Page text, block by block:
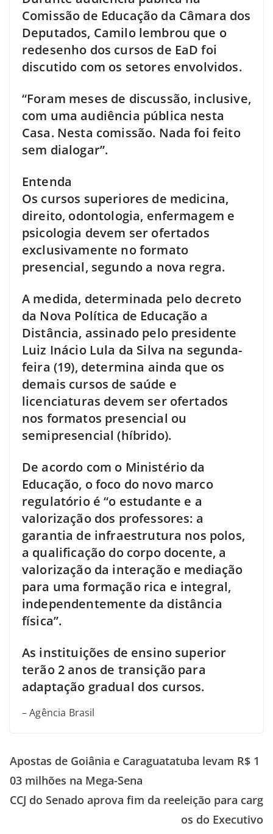
Comissão de Educação da Câmara dos
Deputados, Camilo lembrou que o
redesenho dos cursos de EaD foi
discutido com os setores envolvidos.
“Foram meses de discussão, inclusive,
com uma audiência pública nesta
Casa. Nesta comissão. Nada foi feito
sem dialogar”.
Entenda
Os cursos superiores de medicina,
direito, odontologia, enfermagem e
psicologia devem ser ofertados
exclusivamente no formato
presencial, segundo a nova regra.
A medida, determinada pelo decreto
da Nova Política de Educação a
Distância, assinado pelo presidente
Luiz Inácio Lula da Silva na segunda-
feira (19), determina ainda que os
demais cursos de saúde e
licenciaturas devem ser ofertados
nos formatos presencial ou
semipresencial (híbrido).
De acordo com o Ministério da
Educação, o foco do novo marco
regulatório é “o estudante e a
valorização dos professores: a
garantia de infraestrutura nos polos,
a qualificação do corpo docente, a
valorização da interação e mediação
para uma formação rica e integral,
independentemente da distância
física”.
As instituições de ensino superior
terão 2 anos de transição para
adaptação gradual dos cursos.
– Agência Brasil
Apostas de Goiânia e Caraguatatuba levam R$ 1
03 milhões na Mega-Sena
CCJ do Senado aprova fim da reeleição para carg
os do Executivo